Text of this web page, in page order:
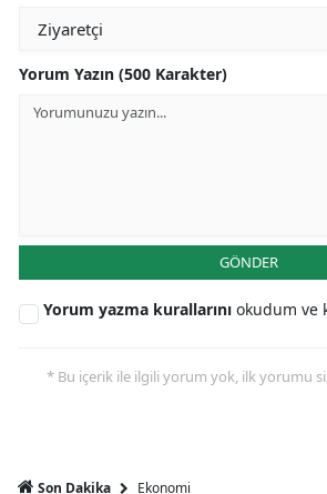
Yorum Yazın (500 Karakter)
GÖNDER
Yorum yazma kurallarını okudum ve
* Bu içerik ile ilgili yorum yok, ilk yorumu
Son Dakika Ekonomi